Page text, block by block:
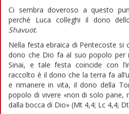
Ci sembra doveroso a questo
perché Luca colleghi il dono
Shavuot.
Nella festa ebraica di Pentecoste si
dono che Dio fa al suo popolo per
Sinai, e tale festa coincide con
raccolto è il dono che la terra fa
e rimanere in vita, il dono della
popolo di vivere «non di solo pane,
dalla bocca di Dio» (Mt 4,4; Lc 4,4;